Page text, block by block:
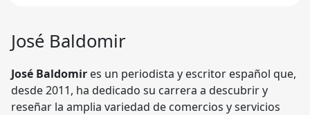
José Baldomir
José Baldomir es un periodista y escritor español que,
desde 2011, ha dedicado su carrera a descubrir y
reseñar la amplia variedad de comercios y servicios